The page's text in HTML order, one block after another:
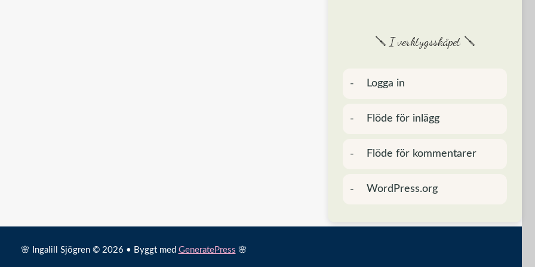
🪛 I verktygsskåpet 🪛
Logga in
Flöde för inlägg
Flöde för kommentarer
WordPress.org
🌸 Ingalill Sjögren © 2026 • Byggt med GeneratePress 🌸